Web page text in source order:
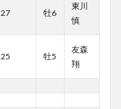
27 牡6
東川
慎
25 牡5
友森
翔